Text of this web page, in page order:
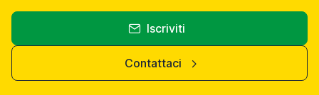
Iscriviti
Contattaci